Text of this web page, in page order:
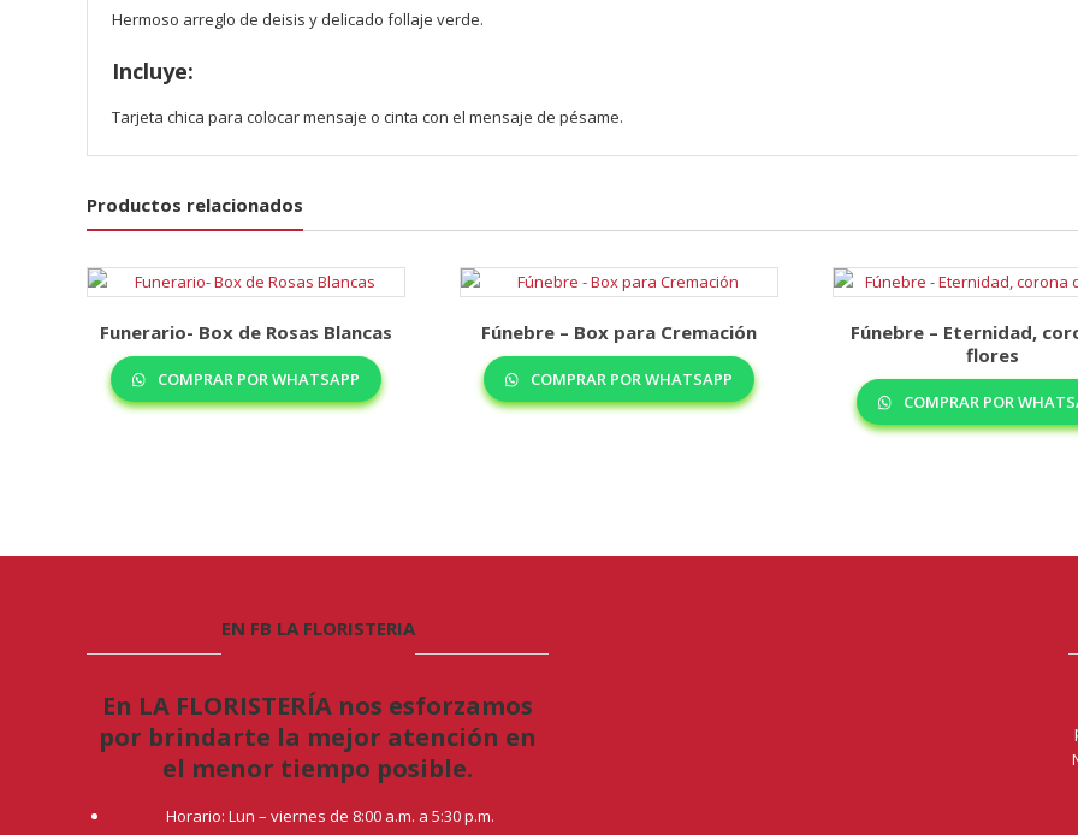
Hermoso arreglo de deisis y delicado follaje verde.
Incluye:
Tarjeta chica para colocar mensaje o cinta con el mensaje de pésame.
Productos relacionados
Funerario- Box de Rosas Blancas
COMPRAR POR WHATSAPP
Fúnebre – Box para Cremación
COMPRAR POR WHATSAPP
Fúnebre – Eternidad,
flores
COMPRAR POR
EN FB LA FLORISTERIA
En LA FLORISTERÍA nos esforzamos
por brindarte la mejor atención en
el menor tiempo posible.
Horario: Lun – viernes de 8:00 a.m. a 5:30 p.m.